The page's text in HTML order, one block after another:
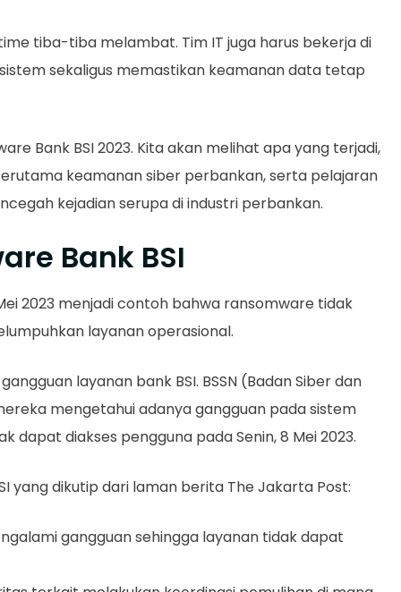
tiba-tiba melambat. Tim IT juga harus bekerja di
sekaligus memastikan keamanan data tetap
Bank BSI 2023. Kita akan melihat apa yang terjadi,
keamanan siber perbankan, serta pelajaran
kejadian serupa di industri perbankan.
Bank BSI
2023 menjadi contoh bahwa ransomware tidak
layanan operasional.
layanan bank BSI. BSSN (Badan Siber dan
mengetahui adanya gangguan pada sistem
dapat diakses pengguna pada Senin, 8 Mei 2023.
yang dikutip dari laman berita The Jakarta Post:
gangguan sehingga layanan tidak dapat